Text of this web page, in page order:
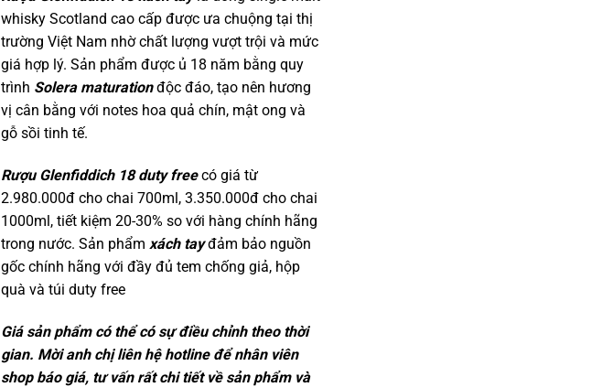
whisky Scotland cao cấp được ưa chuộng tại thị
trường Việt Nam nhờ chất lượng vượt trội và mức
giá hợp lý. Sản phẩm được ủ 18 năm bằng quy
trình Solera maturationđộc đáo, tạo nên hương
vị cân bằng với notes hoa quả chín, mật ong và
gỗ sồi tinh tế.
Rượu Glenfiddich 18 duty freecó giá từ
2.980.000đ cho chai 700ml, 3.350.000đ cho chai
1000ml, tiết kiệm 20-30% so với hàng chính hãng
trong nước. Sản phẩm xách tayđảm bảo nguồn
gốc chính hãng với đầy đủ tem chống giả, hộp
quà và túi duty free
Giá sản phẩm có thể có sự điều chỉnh theo thời
gian. Mời anh chị liên hệ hotline để nhân viên
shop báo giá, tư vấn rất chi tiết về sản phẩm và